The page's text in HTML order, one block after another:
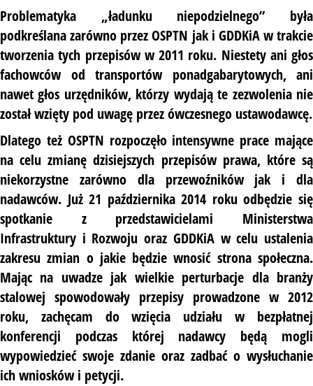
Problematyka „ładunku niepodzielnego” była
podkreślana zarówno przez OSPTN jak i GDDKiA w trakcie
tworzenia tych przepisów w 2011 roku. Niestety ani głos
fachowców od transportów ponadgabarytowych, ani
nawet głos urzędników, którzy wydają te zezwolenia nie
został wzięty pod uwagę przez ówczesnego ustawodawcę.
Dlatego też OSPTN rozpoczęło intensywne prace mające
na celu zmianę dzisiejszych przepisów prawa, które są
niekorzystne zarówno dla przewoźników jak i dla
nadawców. Już 21 października 2014 roku odbędzie się
spotkanie z przedstawicielami Ministerstwa
Infrastruktury i Rozwoju oraz GDDKiA w celu ustalenia
zakresu zmian o jakie będzie wnosić strona społeczna.
Mając na uwadze jak wielkie perturbacje dla branży
stalowej spowodowały przepisy prowadzone w 2012
roku, zachęcam do wzięcia udziału w bezpłatnej
konferencji podczas której nadawcy będą mogli
wypowiedzieć swoje zdanie oraz zadbać o wysłuchanie
ich wniosków i petycji.